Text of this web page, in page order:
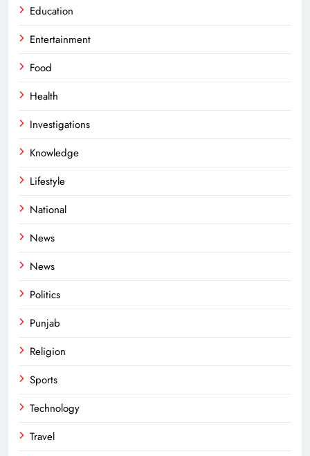
Education
Entertainment
Food
Health
Investigations
Knowledge
Lifestyle
National
News
News
Politics
Punjab
Religion
Sports
Technology
Travel